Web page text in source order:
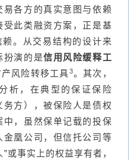
各方的真实意图与依赖
此类融资方案，正是基
赖。从交易结构的设计来
扮演的是信用风险缓释工
风险转移工具3。其次，
析，在典型的保证保险
方），被保险人是债权
中，虽然保单记载的投保
金凰公司，但信托公司等
或事实上的权益享有者，